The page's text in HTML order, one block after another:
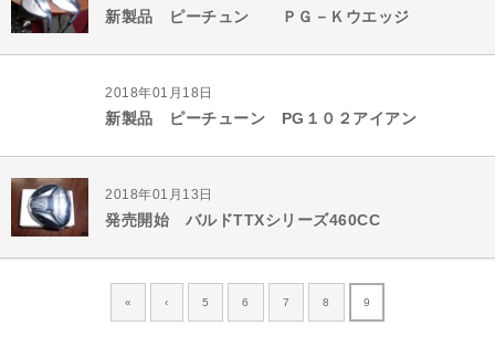
新製品 ピーチュン ＰＧ－Ｋウエッジ
2018年01月18日
新製品 ピーチューン PG１０２アイアン
2018年01月13日
発売開始 バルドTTXシリーズ460CC
« ‹ 5 6 7 8 9